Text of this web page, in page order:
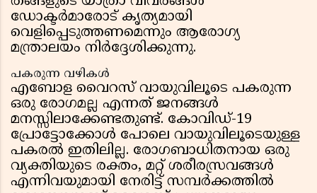
ഡോക്ടർമാരോട് കൃത്യമായി
വെളിപ്പെടുത്തണമെന്നും ആരോഗ്യ
മന്ത്രാലയം നിർദ്ദേശിക്കുന്നു.
പകരുന്ന വഴികൾ
എബോള വൈറസ് വായുവിലൂടെ പകരുന്ന
ഒരു രോഗമല്ല എന്നത് ജനങ്ങൾ
മനസ്സിലാക്കേണ്ടതുണ്ട്. കോവിഡ്-19
പ്രോട്ടോക്കോൾ പോലെ വായുവിലൂടെയുള്ള
പകരൽ ഇതിലില്ല. രോഗബാധിതനായ ഒരു
വ്യക്തിയുടെ രക്തം, മറ്റ് ശരീരസ്രവങ്ങൾ
എന്നിവയുമായി നേരിട്ട് സമ്പർക്കത്തിൽ